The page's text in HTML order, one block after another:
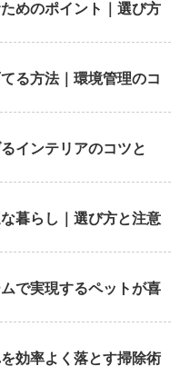
めのポイント｜選び方
る方法｜環境管理のコ
インテリアのコツと
暮らし｜選び方と注意
で実現するペットが喜
効率よく落とす掃除術